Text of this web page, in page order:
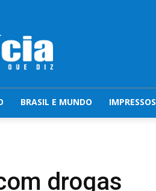
BRASIL E MUNDO IMPRESSOS
drogas